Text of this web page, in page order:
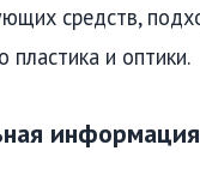
средств,
пластика и оптики.
информация